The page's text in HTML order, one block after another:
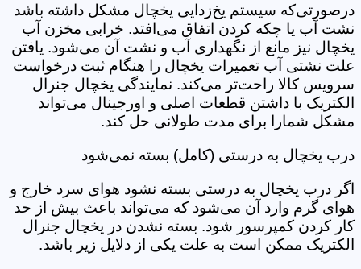
درصورتی‌که سیستم یخ‌زدایی یخچال مشکل داشته باشد
نشت آب یا چکه کردن اتفاق می‌افتد. خرابی مخزن آب
یخچال نیز مانع از نگهداری آب و نشت آن می‌شود. یافتن
علت نشتی آب تعمیرات یخچال را هنگام ثبت درخواست
سرویس کالا راحت‌تر می‌کند. نمایندگی یخچال جنرال
الکتریک با داشتن قطعات اصلی و اورجینال می‌تواند
مشکل شمارا برای مدت طولانی حل کند.
درب یخچال به درستی (کامل) بسته نمی‌شود
اگر درب یخچال به درستی بسته نشود هوای سرد خارج و
هوای گرم وارد آن می‌شود که می‌تواند باعث بیش از حد
کار کردن کمپرسور شود. بسته نشدن در یخچال جنرال
الکتریک ممکن است به علت یکی از دلایل زیر باشد.